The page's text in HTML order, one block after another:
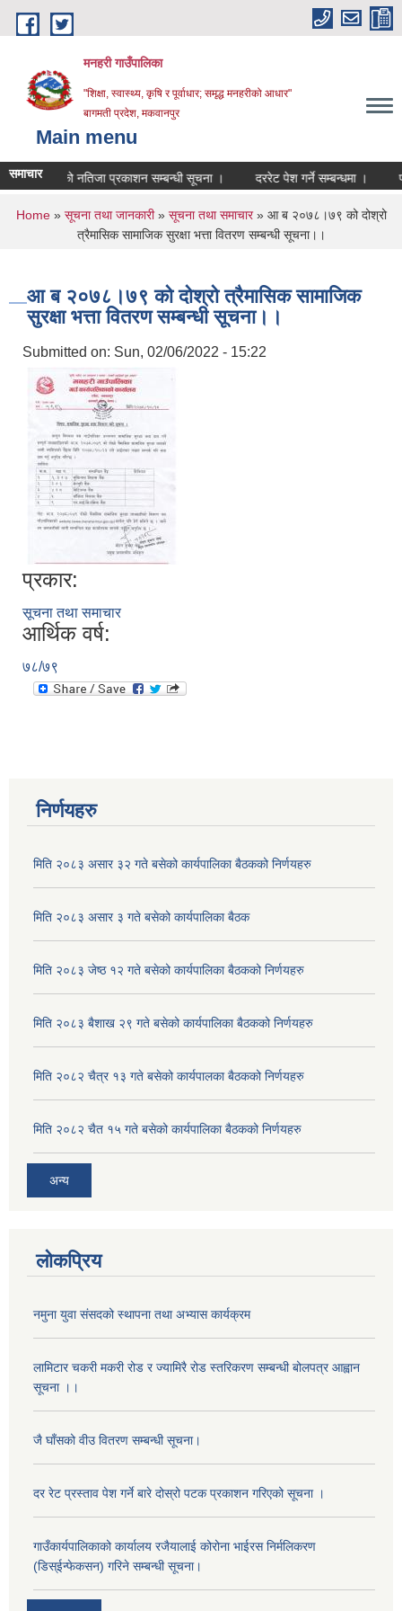
Skip to main content
मनहरी गाउँपालिका
"शिक्षा, स्वास्थ्य, कृषि र पूर्वाधार; समृद्ध मनहरीको आधार"
बागमती प्रदेश, मकवानपुर
Main menu
समाचार
परीक्षाको नतिजा प्रकाशन सम्बन्धी सूचना । दररेट पेश गर्ने सम्बन्धमा ।
You are here
Home» सूचना तथा जानकारी» सूचना तथा समाचार» आ ब २०७८।७९ को दोश्रो
त्रैमासिक सामाजिक सुरक्षा भत्ता वितरण सम्बन्धी सूचना।।
आ ब २०७८।७९ को दोश्रो त्रैमासिक सामाजिक
सुरक्षा भत्ता वितरण सम्बन्धी सूचना।।
Submitted on: Sun, 02/06/2022 - 15:22
प्रकार:
सूचना तथा समाचार
आर्थिक वर्ष:
७८/७९
निर्णयहरु
मिति २०८३ असार ३२ गते बसेको कार्यपालिका बैठकको निर्णयहरु
मिति २०८३ असार ३ गते बसेको कार्यपालिका बैठक
मिति २०८३ जेष्ठ १२ गते बसेको कार्यपालिका बैठकको निर्णयहरु
मिति २०८३ बैशाख २९ गते बसेको कार्यपालिका बैठकको निर्णयहरु
मिति २०८२ चैत्र १३ गते बसेको कार्यपालका बैठकको निर्णयहरु
मिति २०८२ चैत १५ गते बसेको कार्यपालिका बैठकको निर्णयहरु
अन्य
लोकप्रिय
नमुना युवा संसदको स्थापना तथा अभ्यास कार्यक्रम
लामिटार चकरी मकरी रोड र ज्यामिरै रोड स्तरिकरण सम्बन्धी बोलपत्र आह्वान
सूचना ।।
जै घाँसको वीउ वितरण सम्बन्धी सूचना।
दर रेट प्रस्ताव पेश गर्ने बारे दोस्रो पटक प्रकाशन गरिएको सूचना ।
गाउँकार्यपालिकाको कार्यालय रजैयालाई कोरोना भाईरस निर्मलिकरण
(डिस्ईन्फेकसन) गरिने सम्बन्धी सूचना।